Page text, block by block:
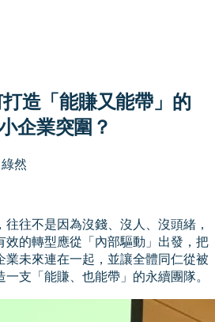
造「能賺又能帶」的
企業突圍？
然
往不是因為沒錢、沒人、沒頭緒，
效的轉型應從「內部驅動」出發，把
業未來連在一起，並讓全體同仁從被
支「能賺、也能帶」的永續團隊。